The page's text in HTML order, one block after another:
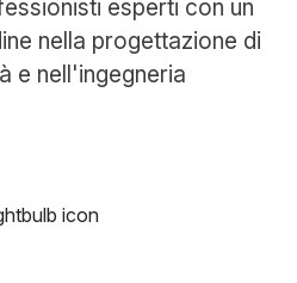
esperti con un
nella progettazione di
e nell'ingegneria